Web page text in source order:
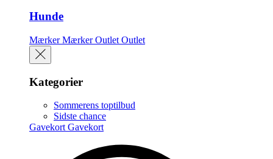
Hunde
Mærker Mærker Outlet Outlet
Kategorier
Sommerens toptilbud
Sidste chance
Gavekort Gavekort